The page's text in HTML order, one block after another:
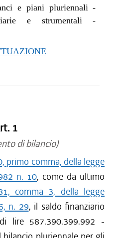
e piani pluriennali -
e strumentali -
1
di bilancio)
primo comma, della legge
n. 10, come da ultimo
comma 3, della legge
n. 29, il saldo finanziario
lire 587.390.399.992 -